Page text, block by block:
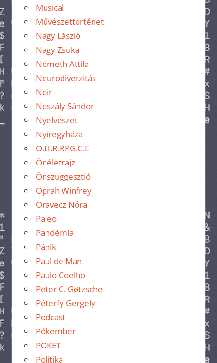
Musical
Művészettörténet
Nagy László
Nagy Zsuka
Németh Attila
Neurodiverzitás
Noir
Noszály Sándor
Nyelvészet
Nyíregyháza
O.H.R.RPG.C.E
Önéletrajz
Önszuggesztió
Oprah Winfrey
Oravecz Nóra
Paleo
Pandémia
Pánik
Paul de Man
Paulo Coelho
Peter C. Gøtzsche
Péterfy Gergely
Podcast
Pókember
POKET
Politika